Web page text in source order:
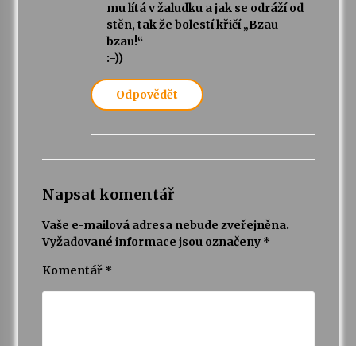
mu lítá v žaludku a jak se odráží od
stěn, tak že bolestí křičí „Bzau-
bzau!“
:-))
Odpovědět
Napsat komentář
Vaše e-mailová adresa nebude zveřejněna.
Vyžadované informace jsou označeny *
Komentář *